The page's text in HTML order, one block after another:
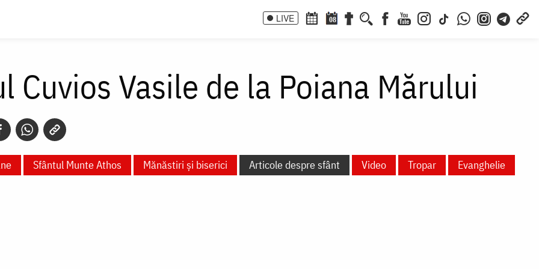
LIVE 08
Cuvios Vasile de la Poiana Mărului
Sfântul Munte Athos Mănăstiri și biserici Articole despre sfânt Video Tropar
Evanghelie